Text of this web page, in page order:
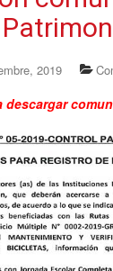
2019
descargar